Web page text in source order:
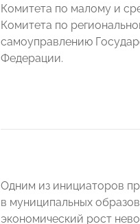
Комитета по малому и
Комитета по
самоуправлению
Федерации.
Одним из инициаторов
в муниципальных
экономический рост